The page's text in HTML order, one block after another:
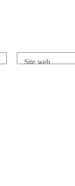
Site web